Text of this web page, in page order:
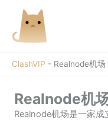
ClashVIP - Realnode机场
Realnode机
Realnode机场是一家